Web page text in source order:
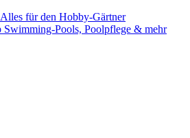
Alles für den Hobby-Gärtner
Swimming-Pools, Poolpflege & mehr